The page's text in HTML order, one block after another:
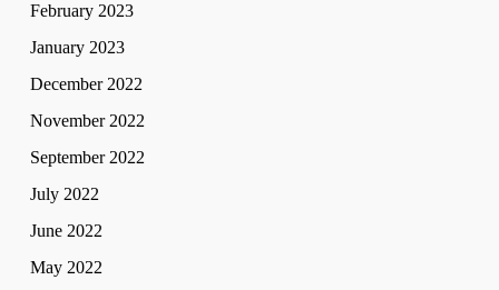
February 2023
January 2023
December 2022
November 2022
September 2022
July 2022
June 2022
May 2022